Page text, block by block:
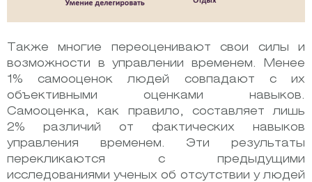
Также многие переоценивают свои силы и
возможности в управлении временем. Менее
1% самооценок людей совпадают с их
объективными оценками навыков.
Самооценка, как правило, составляет лишь
2% различий от фактических навыков
управления временем. Эти результаты
перекликаются с предыдущими
исследованиями ученых об отсутствии у людей